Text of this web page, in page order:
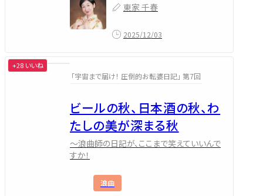
東家 千春
2025/12/03
「宇宙まで届け！ 圧倒的お転婆日記」 第7回
ビールの秋、日本酒の秋、わ
たしの美が深まる秋
～浪曲師の日記が、ここまで笑えていいんで
すか！
浪曲
+28 いいね